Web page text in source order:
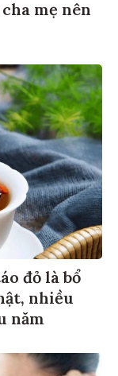
mẹ nên
đỏ là bổ
nhiều
năm